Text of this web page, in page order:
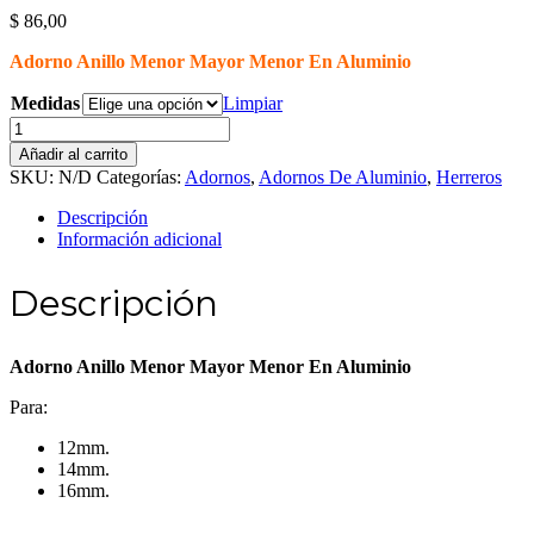
$ 86,00
Adorno Anillo Menor Mayor Menor En Aluminio
Medidas
Limpiar
Adorno
Anillo
Menor
Mayor
Menor
Aluminio
Añadir al carrito
SKU: N/D Categorías: Adornos, Adornos De Aluminio, Herreros
Descripción
Información adicional
Descripción
Adorno Anillo Menor Mayor Menor En Aluminio
Para:
12mm.
14mm.
16mm.